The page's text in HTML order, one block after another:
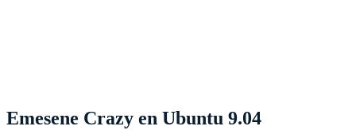
Emesene Crazy en Ubuntu 9.04